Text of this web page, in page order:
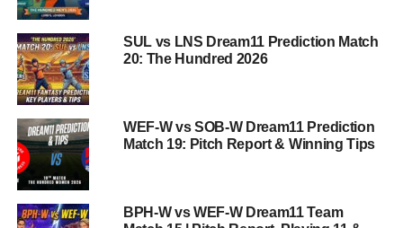
PBKS vs RR Dream11 Team Match 40 IPL 2026
Overview
पिच रिपोर्ट: मुल्लांपुर (New Chandigarh) का मिजाज
टीम विश्लेषण: पंजाब किंग्स (PBKS)
PBKS vs RR: हेड टू हेड रिकॉर्ड (IPL History)
SUL vs LNS Dream11 Prediction Match
20: The Hundred 2026
WEF-W vs SOB-W Dream11 Prediction
Match 19: Pitch Report & Winning Tips
BPH-W vs WEF-W Dream11 Team